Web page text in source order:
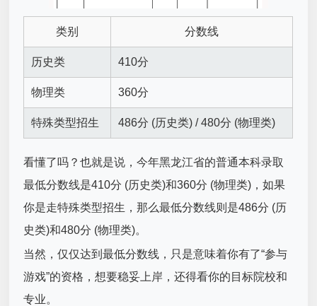
类别 分数线
历史类 410分
物理类 360分
特殊类型招生 486分 (历史类) / 480分 (物理类)
看懂了吗？也就是说，今年黑龙江省的普通本科录取
最低分数线是410分 (历史类)和360分 (物理类)，如果
你是走特殊类型招生，那么最低分数线则是486分 (历
史类)和480分 (物理类)。
当然，仅仅达到最低分数线，只是意味着你有了“参与
游戏”的资格，想要稳妥上岸，还得看你的目标院校和
专业。